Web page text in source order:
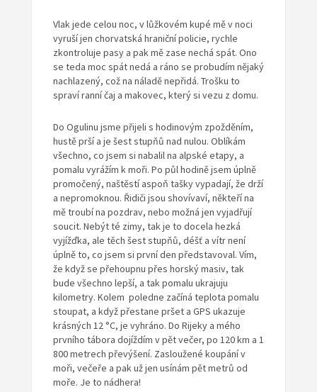
Vlak jede celou noc, v lůžkovém kupé mě v noci
vyruší jen chorvatská hraniční policie, rychle
zkontroluje pasy a pak mě zase nechá spát. Ono
se teda moc spát nedá a ráno se probudím nějaký
nachlazený, což na náladě nepřidá. Trošku to
spraví ranní čaj a makovec, který si vezu z domu.
Do Ogulinu jsme přijeli s hodinovým zpožděním,
hustě prší a je šest stupňů nad nulou. Oblíkám
všechno, co jsem si nabalil na alpské etapy, a
pomalu vyrážím k moři. Po půl hodině jsem úplně
promočený, naštěstí aspoň tašky vypadají, že drží
a nepromoknou. Řidiči jsou shovívaví, někteří na
mě troubí na pozdrav, nebo možná jen vyjadřují
soucit. Nebýt té zimy, tak je to docela hezká
vyjížďka, ale těch šest stupňů, déšť a vítr není
úplně to, co jsem si první den představoval. Vím,
že když se přehoupnu přes horský masiv, tak
bude všechno lepší, a tak pomalu ukrajuju
kilometry. Kolem poledne začíná teplota pomalu
stoupat, a když přestane pršet a GPS ukazuje
krásných 12 °C, je vyhráno. Do Rijeky a mého
prvního tábora dojíždím v pět večer, po 120 km a 1
800 metrech převýšení. Zasloužené koupání v
moři, večeře a pak už jen usínám pět metrů od
moře. Je to nádhera!